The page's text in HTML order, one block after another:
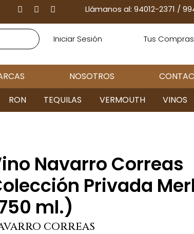
Llámanos al: 94012-2371 /
Iniciar Sesión Tus Compras
NOSOTROS
RON TEQUILAS VERMOUTH VINOS
Navarro Correas
Privada
ml.)
CORREAS